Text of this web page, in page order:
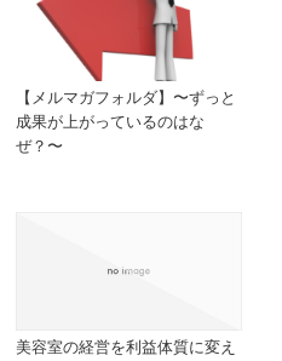
【メルマガフォルダ】〜ずっと
成果が上がっているのはな
ぜ？〜
美容室の経営を利益体質に変え